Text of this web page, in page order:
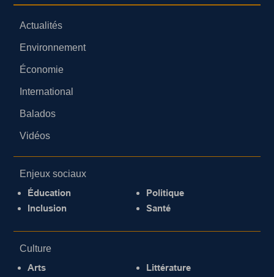
Actualités
Environnement
Économie
International
Balados
Vidéos
Enjeux sociaux
Éducation
Inclusion
Politique
Santé
Culture
Arts
Littérature